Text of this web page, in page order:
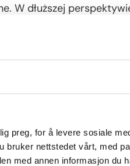
preg, for å levere sosiale
bruker nettstedet vårt, med
med annen informasjon du
W dłuższej
do